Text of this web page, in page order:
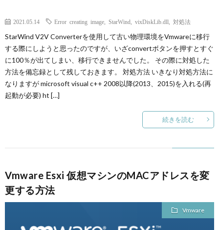
2021.05.14 Error creating image StarWind vixDiskLib.dll 対処法
StarWind V2V Converterを使用して古い物理環境をVmwareに移行
する際にしようと思ったのですが、いざconvertボタンを押すとすぐ
に100％が出てしまい、移行できませんでした。 その際に対処した
方法を備忘録として残しておきます。 対処方法 いきなり対処方法に
なりますが microsoft visual c++ 2008以降(2013、2015)を入れる(再
起動が必要) ht […]
続きを読む
Vmware Esxi 仮想マシンのMACアドレスを変
更する方法
Vmware